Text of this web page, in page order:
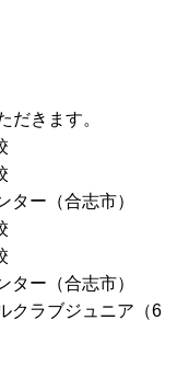
だきます。
ター（合志市）
ター（合志市）
クラブジュニア（6